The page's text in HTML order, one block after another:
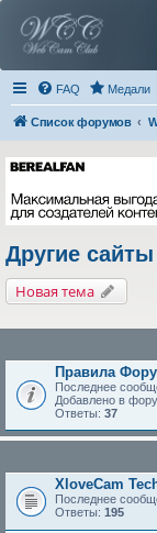
FAQ Медали
Список форумов
Другие сайты
Новая тема
Правила
Последнее
Добавлено в
Ответы: 37
XloveCam
Последнее
Ответы: 195